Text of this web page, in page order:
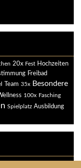
20x Fest Hochzeiten
Freibad
Team 35x Besondere
100x Fasching
Spielplatz Ausbildung